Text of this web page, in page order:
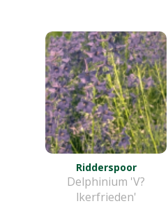
Ridderspoor
Delphinium 'V?
lkerfrieden'